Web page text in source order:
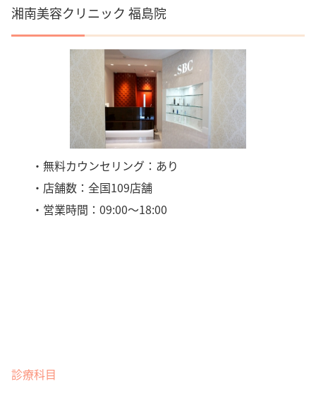
湘南美容クリニック 福島院
・無料カウンセリング：あり
・店舗数：全国109店舗
・営業時間：09:00〜18:00
診療科目